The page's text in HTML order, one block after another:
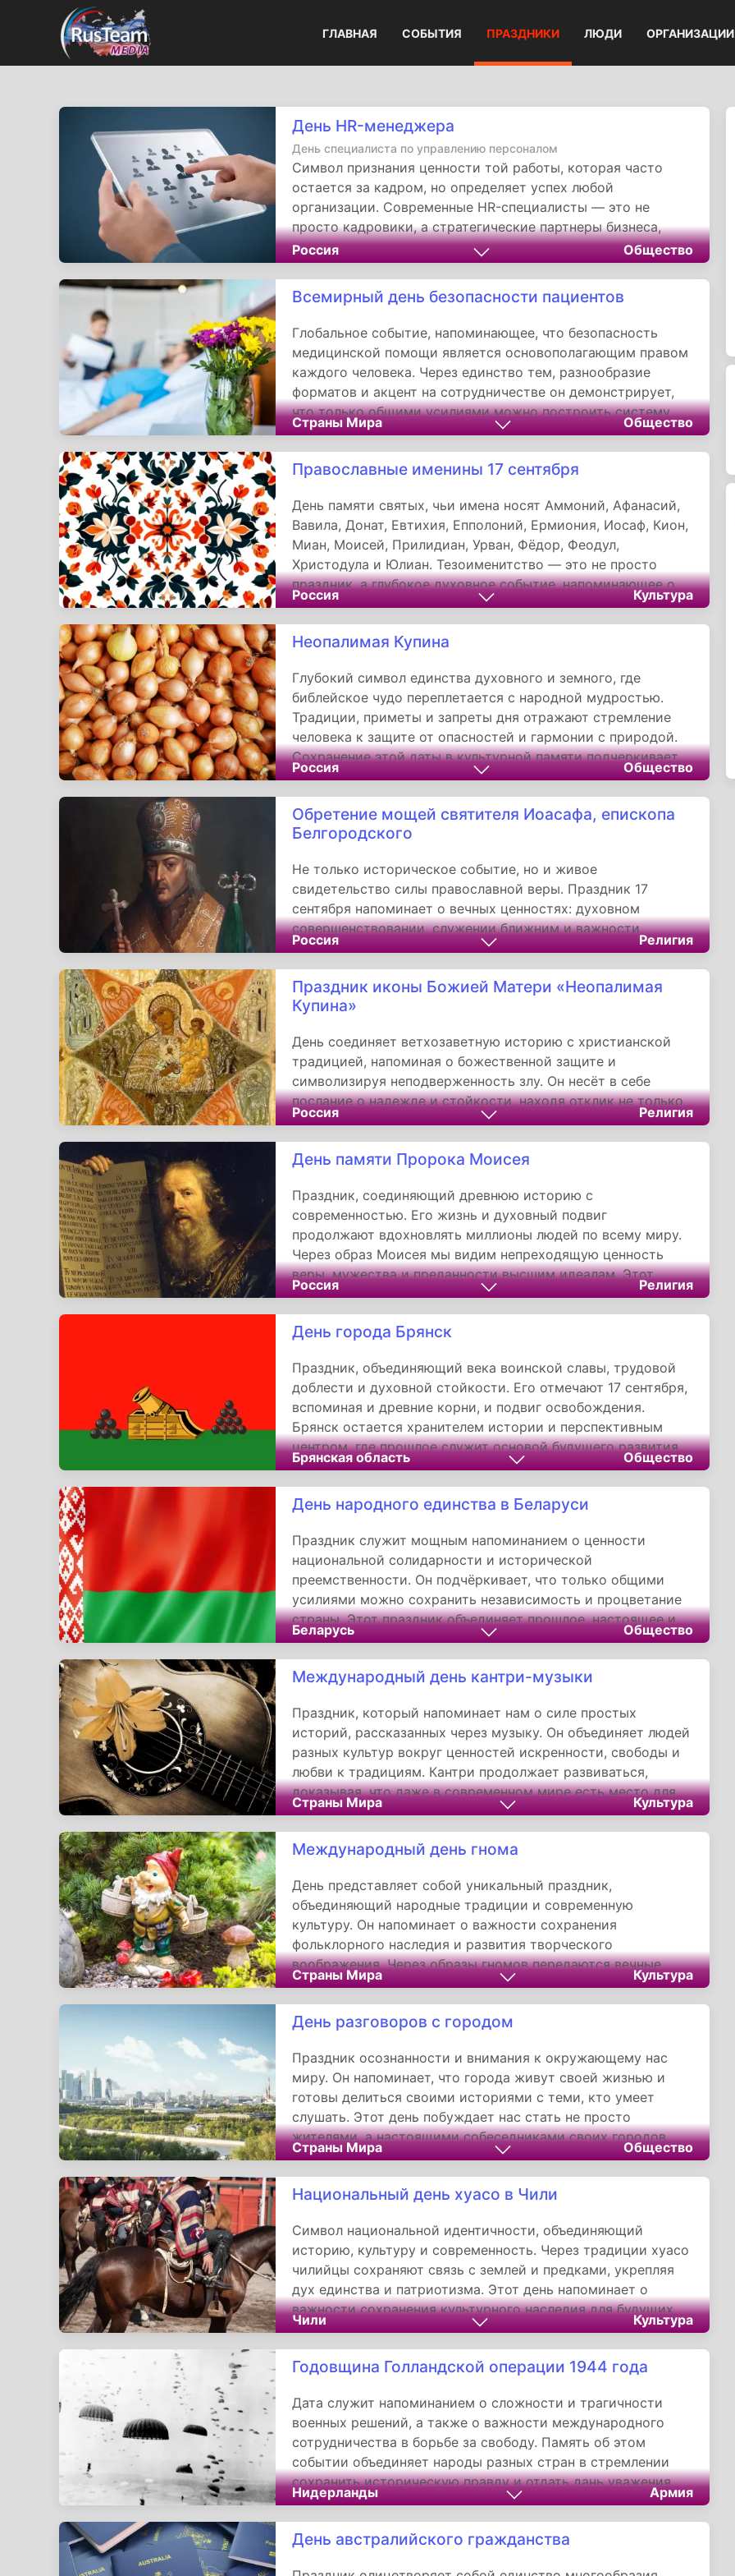
ГЛАВНАЯ СОБЫТИЯ ПРАЗДНИКИ ЛЮДИ ОРГАНИЗАЦИИ
День HR-менеджера
День специалиста по управлению персоналом
Символ признания ценности той работы, которая часто
остается за кадром, но определяет успех любой
организации. Современные HR-специалисты — это не
просто кадровики, а стратегические партнеры бизнеса,
архитекторы корпоративной культуры и проводники
талантов. Их ежедневный труд направлен на создание
гармонии между интересами компании и потребностями
сотрудников, что в конечном счете формирует здоровую и
эффективную рабочую среду.
Россия Общество
Всемирный день безопасности пациентов
Глобальное событие, напоминающее, что безопасность
медицинской помощи является основополагающим правом
каждого человека. Через единство тем, разнообразие
форматов и акцент на сотрудничестве он демонстрирует,
что только общими усилиями можно построить систему
здравоохранения, где приоритетом является благополучие
тех, кому она служит. Сохранение жизни и здоровья
пациентов — это ответственность, которая лежит на всех
Страны Мира Общество
Православные именины 17 сентября
День памяти святых, чьи имена носят Аммоний, Афанасий,
Вавила, Донат, Евтихия, Епполоний, Ермиония, Иосаф, Кион,
Миан, Моисей, Прилидиан, Урван, Фёдор, Феодул,
Христодула и Юлиан. Тезоименитство — это не просто
праздник, а глубокое духовное событие, напоминающее о
связи человека с его небесным покровителем, чья жизнь и
подвиг становятся образцом для подражания. Через имена
и их значения верующие прикасаются к богатому наследию
вдохновения для собственного пути.
Россия Культура
Неопалимая Купина
Глубокий символ единства духовного и земного, где
библейское чудо переплетается с народной мудростью.
Традиции, приметы и запреты дня отражают стремление
человека к защите от опасностей и гармонии с природой.
Сохранение этой даты в культурной памяти подчеркивает
непреходящее значение веры, общинной солидарности и
уважения к наследию предков.
Россия Общество
Обретение мощей святителя Иоасафа, епископа
Белгородского
Не только историческое событие, но и живое
свидетельство силы православной веры. Праздник 17
сентября напоминает о вечных ценностях: духовном
совершенствовании, служении ближним и важности
сохранения религиозных традиций. Почитание святителя
продолжает вдохновлять верующих на путь нравственного
очищения и преданного служения Богу и Отечеству.
Россия Религия
Праздник иконы Божией Матери «Неопалимая
Купина»
День соединяет ветхозаветную историю с христианской
традицией, напоминая о божественной защите и
символизируя неподверженность злу. Он несёт в себе
послание о надежде и стойкости, находя отклик не только
в сердцах верующих, но и у всех, кто ценит глубину
исторических образов и их вневременную мудрость.
Россия Религия
День памяти Пророка Моисея
Праздник, соединяющий древнюю историю с
современностью. Его жизнь и духовный подвиг
продолжают вдохновлять миллионы людей по всему миру.
Через образ Моисея мы видим непреходящую ценность
веры, мужества и преданности высшим идеалам. Этот
праздник напоминает о том, что нравственный закон и
стремление к свободе являются универсальными
ценностями, важными для всех людей независимо от их
Россия Религия
День города Брянск
Праздник, объединяющий века воинской славы, трудовой
доблести и духовной стойкости. Его отмечают 17 сентября,
вспоминая и древние корни, и подвиг освобождения.
Брянск остается хранителем истории и перспективным
центром, где прошлое служит основой будущего развития.
Брянская область Общество
День народного единства в Беларуси
Праздник служит мощным напоминанием о ценности
национальной солидарности и исторической
преемственности. Он подчёркивает, что только общими
усилиями можно сохранить независимость и процветание
страны. Этот праздник объединяет прошлое, настоящее и
будущее, наполняя сердца белорусов гордостью за свою
родину и верой в её единство.
Беларусь Общество
Международный день кантри-музыки
Праздник, который напоминает нам о силе простых
историй, рассказанных через музыку. Он объединяет людей
разных культур вокруг ценностей искренности, свободы и
любви к традициям. Кантри продолжает развиваться,
доказывая, что даже в современном мире есть место для
жанра, который говорит с нами на языке сердца.
Страны Мира Культура
Международный день гнома
День представляет собой уникальный праздник,
объединяющий народные традиции и современную
культуру. Он напоминает о важности сохранения
фольклорного наследия и развития творческого
воображения. Через образы гномов передаются вечные
ценности трудолюбия, мудрости и доброты, что делает
этот праздник значимым для людей всех возрастов.
Страны Мира Культура
День разговоров с городом
Праздник осознанности и внимания к окружающему нас
миру. Он напоминает, что города живут своей жизнью и
готовы делиться своими историями с теми, кто умеет
слушать. Этот день побуждает нас стать не просто
жителями, а настоящими собеседниками своих городов,
открывая для себя новые смыслы и укрепляя связь с
культурным наследием.
Страны Мира Общество
Национальный день хуасо в Чили
Символ национальной идентичности, объединяющий
историю, культуру и современность. Через традиции хуасо
чилийцы сохраняют связь с землей и предками, укрепляя
дух единства и патриотизма. Этот день напоминает о
важности сохранения культурного наследия для будущих
поколений, демонстрируя, как прошлое может вдохновлять
настоящее.
Чили Культура
Годовщина Голландской операции 1944 года
Дата служит напоминанием о сложности и трагичности
военных решений, а также о важности международного
сотрудничества в борьбе за свободу. Память об этом
событии объединяет народы разных стран в стремлении
сохранить историческую правду и отдать дань уважения
тем, кто пожертвовал жизнью за освобождение Европы от
нацизма. Эта дата учит нас ценить мир и помнить уроки
истории.
Нидерланды Армия
День австралийского гражданства